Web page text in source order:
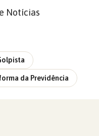
Notícias
da Previdência